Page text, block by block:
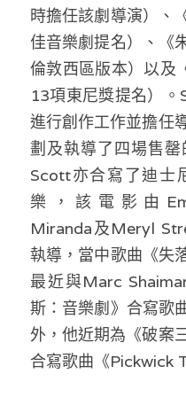
時擔任該劇導演）、
佳音樂劇提名）、《
倫敦西區版本）以及
13項東尼獎提名）
進行創作工作並擔任
劃及執導了四場售
Scott亦合寫了迪士
樂，該電影由
Miranda及Meryl
執導，當中歌曲《失
最近與Marc
斯：音樂劇》合寫歌
外，他近期為《破案
合寫歌曲《Pickwick